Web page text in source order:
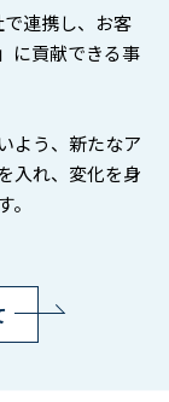
連携し、お客
に貢献できる事
よう、新たなア
入れ、変化を身